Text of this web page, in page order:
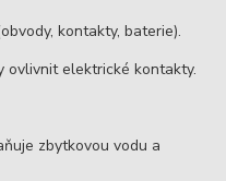
kontakty, baterie).
ovlivnit elektrické kontakty.
zbytkovou vodu a